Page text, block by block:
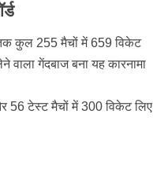
तक कुल 255 मैचों में 659 विकेट
गेंदबाज बना यह कारनामा
56 टेस्ट मैचों में 300 विकेट लिए